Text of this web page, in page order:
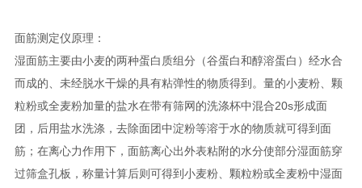
面筋测定仪原理：
湿面筋主要由小麦的两种蛋白质组分（谷蛋白和醇溶蛋白）经水合
而成的、未经脱水干燥的具有粘弹性的物质得到。量的小麦粉、颗
粒粉或全麦粉加量的盐水在带有筛网的洗涤杯中混合20s形成面
团，后用盐水洗涤，去除面团中淀粉等溶于水的物质就可得到面
筋；在离心力作用下，面筋离心出外表粘附的水分使部分湿面筋穿
过筛盒孔板，称量计算后则可得到小麦粉、颗粒粉或全麦粉中湿面